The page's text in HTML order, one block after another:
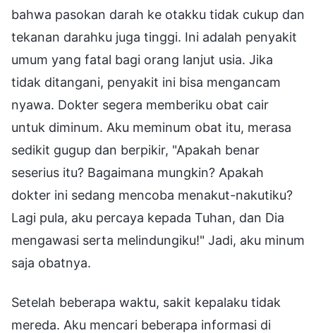
bahwa pasokan darah ke otakku tidak cukup dan
tekanan darahku juga tinggi. Ini adalah penyakit
umum yang fatal bagi orang lanjut usia. Jika
tidak ditangani, penyakit ini bisa mengancam
nyawa. Dokter segera memberiku obat cair
untuk diminum. Aku meminum obat itu, merasa
sedikit gugup dan berpikir, "Apakah benar
seserius itu? Bagaimana mungkin? Apakah
dokter ini sedang mencoba menakut-nakutiku?
Lagi pula, aku percaya kepada Tuhan, dan Dia
mengawasi serta melindungiku!" Jadi, aku minum
saja obatnya.
Setelah beberapa waktu, sakit kepalaku tidak
mereda. Aku mencari beberapa informasi di